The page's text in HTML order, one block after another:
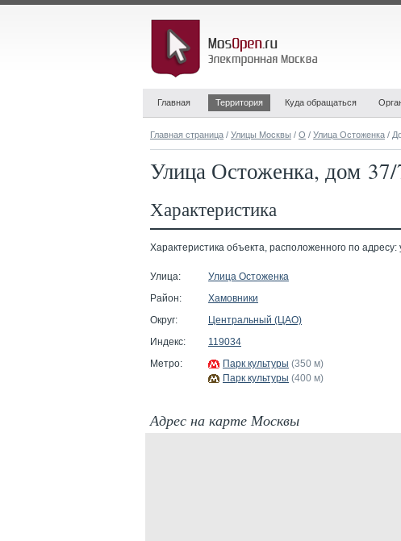
Главная Территория Куда обращаться
Главная страница / Улицы Москвы / О / Улица Остоженка /
Улица Остоженка, дом 37/
Характеристика
Характеристика объекта, расположенного по адресу:
Улица:
Улица Остоженка
Район:
Хамовники
Округ:
Центральный (ЦАО)
Индекс:
119034
Метро:
Парк культуры (350 м)
Парк культуры (400 м)
Адрес на карте Москвы